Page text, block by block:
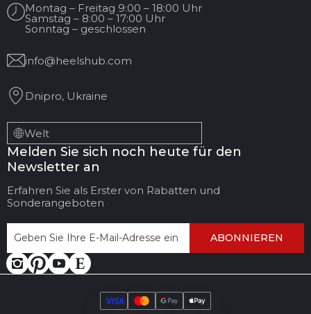
Montag – Freitag 9:00 – 18:00 Uhr
Samstag – 8:00 – 17:00 Uhr
Sonntag – geschlossen
info@heelshub.com
Dnipro, Ukraine
Welt
Melden Sie sich noch heute für den
Newsletter an
Erfahren Sie als Erster von Rabatten und
Sonderangeboten
ABONNIEREN